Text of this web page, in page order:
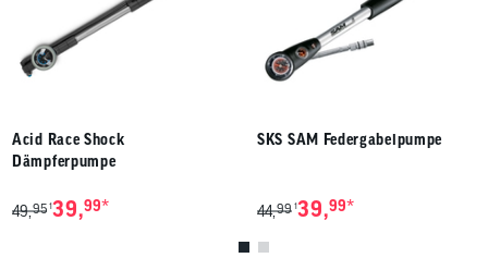
Acid Race Shock
Dämpferpumpe
49,95 139,99*
SKS SAM Federgabelpumpe
44,99 139,99*